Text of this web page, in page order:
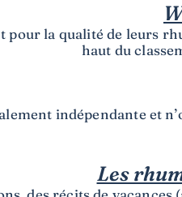
la qualité de leurs
haut du
indépendante et
Les